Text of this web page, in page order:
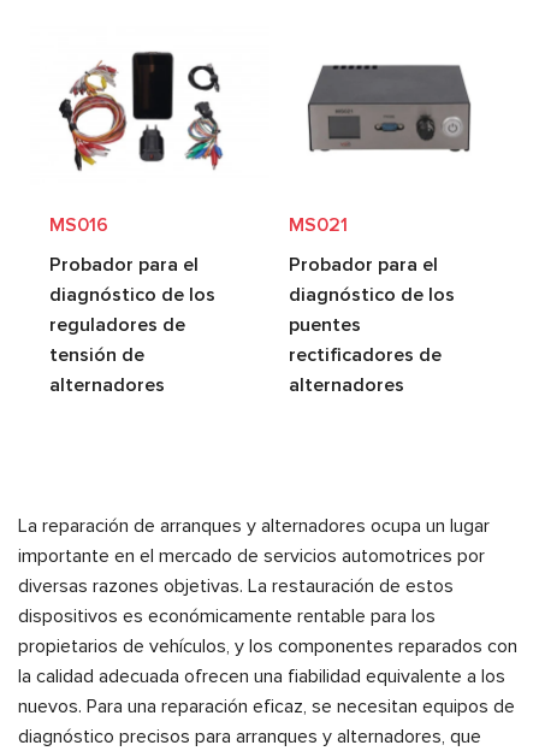
MS016
Probador para el
diagnóstico de los
reguladores de
tensión de
alternadores
MS021
Probador para el
diagnóstico de los
puentes
rectificadores de
alternadores
La reparación de arranques y alternadores ocupa un lugar
importante en el mercado de servicios automotrices por
diversas razones objetivas. La restauración de estos
dispositivos es económicamente rentable para los
propietarios de vehículos, y los componentes reparados con
la calidad adecuada ofrecen una fiabilidad equivalente a los
nuevos. Para una reparación eficaz, se necesitan equipos de
diagnóstico precisos para arranques y alternadores, que